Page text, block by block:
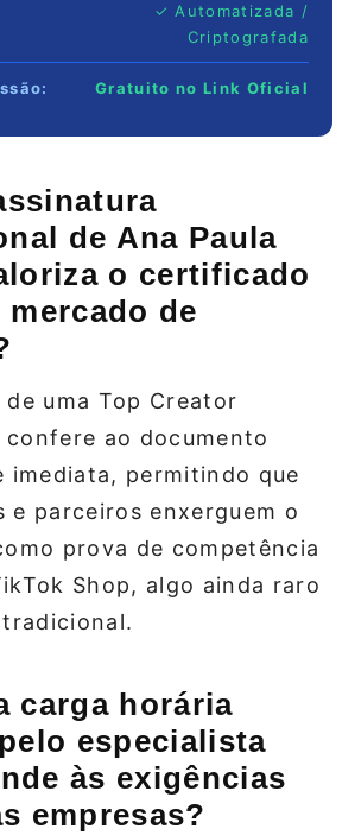
✓ Automatizada /
Criptografada
Gratuito no Link Oficial
de Ana Paula
o certificado
de
de uma Top Creator
ao documento
imediata, permitindo que
e parceiros enxerguem o
prova de competência
Shop, algo ainda raro
carga horária
especialista
às exigências
empresas?